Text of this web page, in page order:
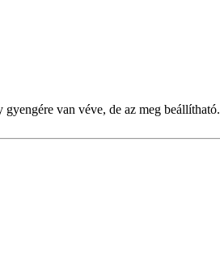
van véve, de az meg beállítható.